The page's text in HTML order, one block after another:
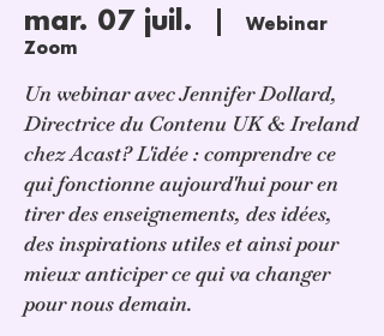
mar. 07 juil.
Webinar
Zoom
Un webinar avec Jennifer Dollard,
Directrice du Contenu UK & Ireland
chez Acast? L'idée : comprendre ce
qui fonctionne aujourd'hui pour en
tirer des enseignements, des idées,
des inspirations utiles et ainsi pour
mieux anticiper ce qui va changer
pour nous demain.